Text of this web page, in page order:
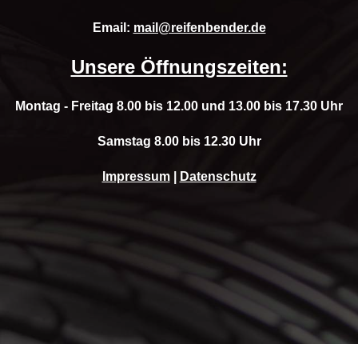
Email: mail@reifenbender.de
Unsere Öffnungszeiten:
Montag - Freitag 8.00 bis 12.00 und 13.00 bis 17.30 Uhr
Samstag 8.00 bis 12.30 Uhr
Impressum| Datenschutz